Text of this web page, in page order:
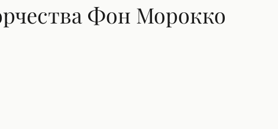
Фон Морокко